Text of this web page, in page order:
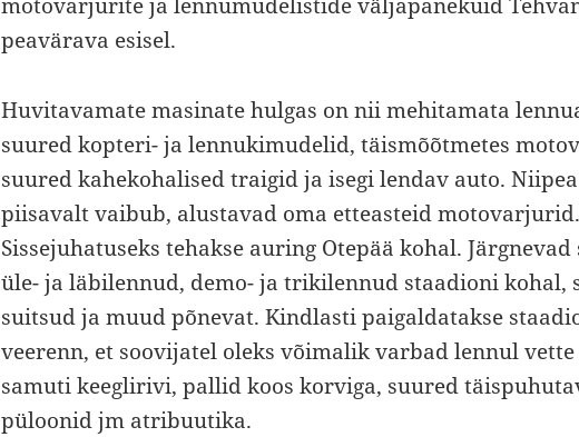
peavärava esisel.
Huvitavamate masinate hulgas on nii mehitamata
suured kopteri- ja lennukimudelid, täismõõtmetes
suured kahekohalised traigid ja isegi lendav auto.
piisavalt vaibub, alustavad oma etteasteid motovarjurid.
Sissejuhatuseks tehakse auring Otepää kohal.
üle- ja läbilennud, demo- ja trikilennud staadioni kohal,
suitsud ja muud põnevat. Kindlasti paigaldatakse
veerenn, et soovijatel oleks võimalik varbad lennul vette
samuti keeglirivi, pallid koos korviga, suured
püloonid jm atribuutika.